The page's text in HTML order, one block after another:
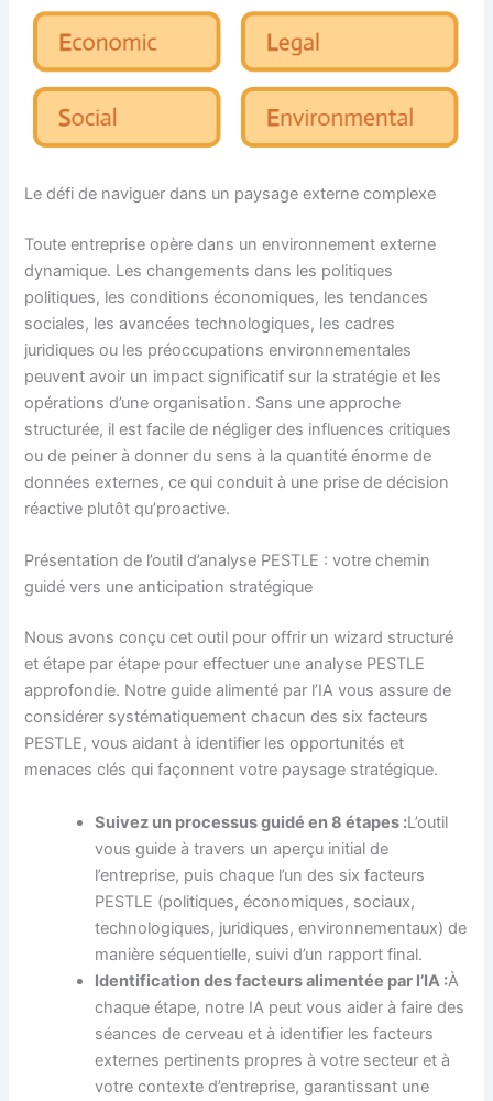
Le défi de naviguer dans un paysage externe complexe
Toute entreprise opère dans un environnement externe
dynamique. Les changements dans les politiques
politiques, les conditions économiques, les tendances
sociales, les avancées technologiques, les cadres
juridiques ou les préoccupations environnementales
peuvent avoir un impact significatif sur la stratégie et les
opérations d’une organisation. Sans une approche
structurée, il est facile de négliger des influences critiques
ou de peiner à donner du sens à la quantité énorme de
données externes, ce qui conduit à une prise de décision
réactive plutôt qu’proactive.
Présentation de l’outil d’analyse PESTLE : votre chemin
guidé vers une anticipation stratégique
Nous avons conçu cet outil pour offrir un wizard structuré
et étape par étape pour effectuer une analyse PESTLE
approfondie. Notre guide alimenté par l’IA vous assure de
considérer systématiquement chacun des six facteurs
PESTLE, vous aidant à identifier les opportunités et
menaces clés qui façonnent votre paysage stratégique.
Suivez un processus guidé en 8 étapes :L’outil
vous guide à travers un aperçu initial de
l’entreprise, puis chaque l’un des six facteurs
PESTLE (politiques, économiques, sociaux,
technologiques, juridiques, environnementaux) de
manière séquentielle, suivi d’un rapport final.
Identification des facteurs alimentée par l’IA :À
chaque étape, notre IA peut vous aider à faire des
séances de cerveau et à identifier les facteurs
externes pertinents propres à votre secteur et à
votre contexte d’entreprise, garantissant une